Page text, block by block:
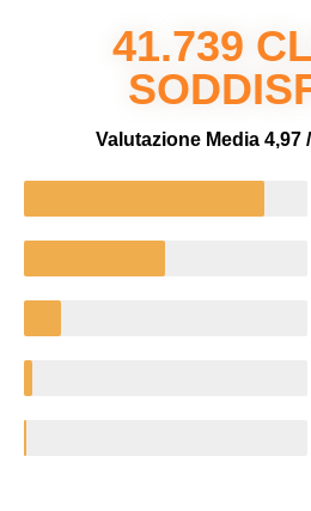
41.739
Valutazione Media 4,97